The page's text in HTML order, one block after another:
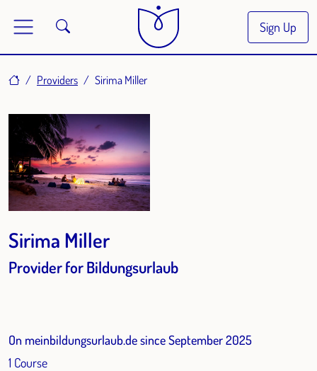
Sign Up
HomeProviders Sirima Miller
Sirima Miller
Provider for Bildungsurlaub
On meinbildungsurlaub.de since September 2025
1 Course